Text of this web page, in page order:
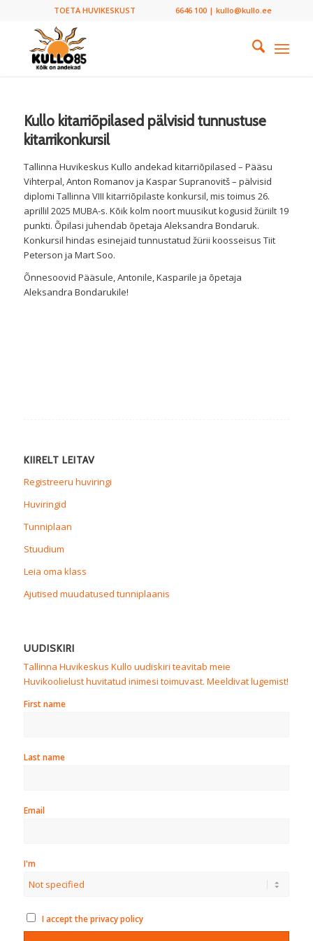
TOETA HUVIKESKUST 6646 100 | kullo@kullo.ee
Kullo kitarriõpilased pälvisid tunnustuse
kitarrikonkursil
Tallinna Huvikeskus Kullo andekad kitarriõpilased – Pääsu
Vihterpal, Anton Romanov ja Kaspar Supranovitš – pälvisid
diplomi Tallinna VIII kitarriõpilaste konkursil, mis toimus 26.
aprillil 2025 MUBA-s. Kõik kolm noort muusikut kogusid žüriilt 19
punkti. Õpilasi juhendab õpetaja Aleksandra Bondaruk.
Konkursil hindas esinejaid tunnustatud žürii koosseisus Tiit
Peterson ja Mart Soo.
Õnnesoovid Pääsule, Antonile, Kasparile ja õpetaja
Aleksandra Bondarukile!
KIIRELT LEITAV
Registreeru huviringi
Huviringid
Tunniplaan
Stuudium
Leia oma klass
Ajutised muudatused tunniplaanis
UUDISKIRI
Tallinna Huvikeskus Kullo uudiskiri teavitab meie
Huvikoolielust huvitatud inimesi toimuvast. Meeldivat lugemist!
First name
Last name
Email
I'm
I accept the privacy policy